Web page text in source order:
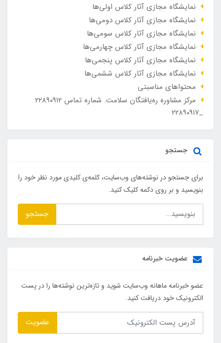
نمایشگاه مجازی آثار کلاس اولی‌ها
نمایشگاه مجازی آثار کلاس دومی‌ها
نمایشگاه مجازی آثار کلاس سومی‌ها
نمایشگاه مجازی آثار کلاس چهارمی‌ها
نمایشگاه مجازی آثار کلاس پنجمی‌ها
نمایشگاه مجازی آثار کلاس ششمی‌ها
محتواهای مناسبتی
مرکز مشاوره ره‌یافتگان سلامت. شماره تماس ۲۲۸۹۰۹۱۲
_۲۲۸۹۰۹۱۷
جستجو
برای جستجو در نوشته‌های وب‌سایت، کلمه‌ی کلیدی مورد نظر خود را
بنویسید و بر روی دکمه کلیک کنید.
جستجو
عضویت خبرنامه
عضو خبرنامه ماهانه وب‌سایت شوید و تازه‌ترین نوشته‌ها را در پست
الکترونیک خود دریافت کنید.
عضویت